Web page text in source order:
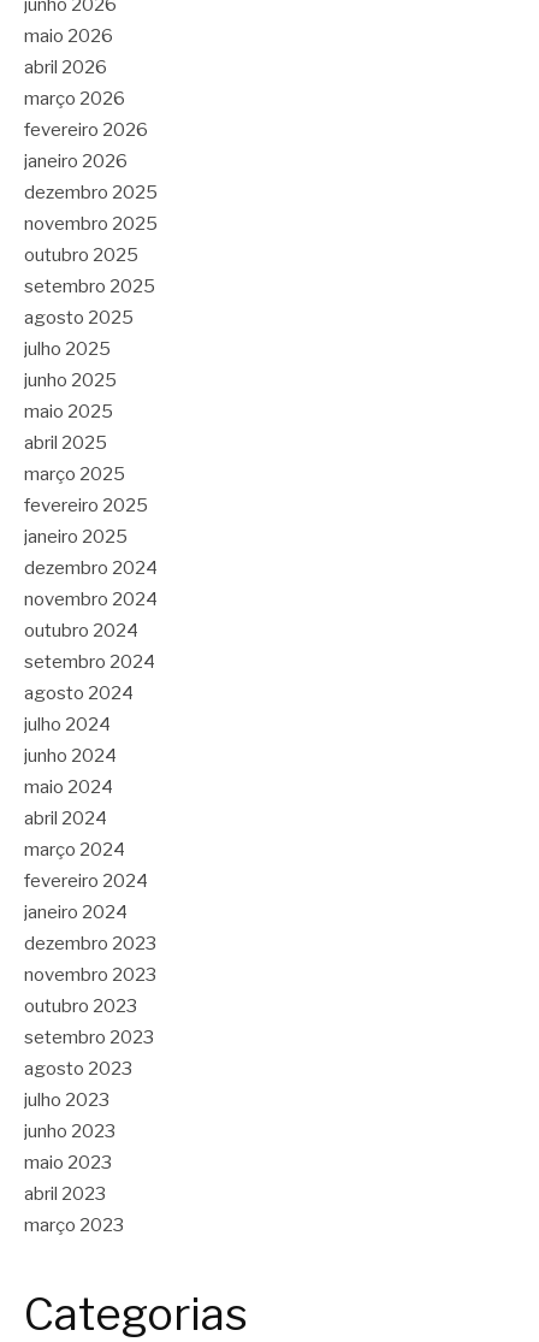
junho 2026
maio 2026
abril 2026
março 2026
fevereiro 2026
janeiro 2026
dezembro 2025
novembro 2025
outubro 2025
setembro 2025
agosto 2025
julho 2025
junho 2025
maio 2025
abril 2025
março 2025
fevereiro 2025
janeiro 2025
dezembro 2024
novembro 2024
outubro 2024
setembro 2024
agosto 2024
julho 2024
junho 2024
maio 2024
abril 2024
março 2024
fevereiro 2024
janeiro 2024
dezembro 2023
novembro 2023
outubro 2023
setembro 2023
agosto 2023
julho 2023
junho 2023
maio 2023
abril 2023
março 2023
Categorias